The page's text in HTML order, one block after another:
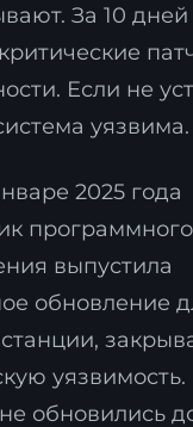
За 10 дней
Если не
уязвима.
2025 года
программного
выпустила
обновление
обновились